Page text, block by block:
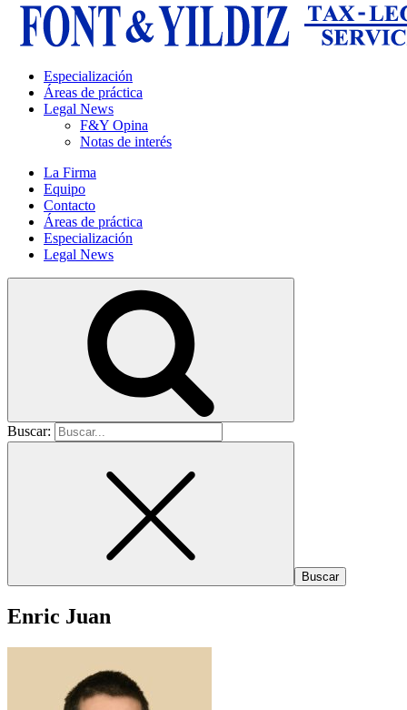
Especialización
Áreas de práctica
Legal News
F&Y Opina
Notas de interés
La Firma
Equipo
Contacto
Áreas de práctica
Especialización
Legal News
Buscar:
Enric Juan